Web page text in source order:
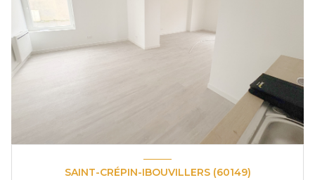
SAINT-CRÉPIN-IBOUVILLERS (60149)